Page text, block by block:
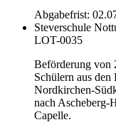
Abgabefrist:
Steverschule
LOT-0035
Beförderung von
Schülern aus
Nordkirchen-
nach Ascheberg-
Capelle.